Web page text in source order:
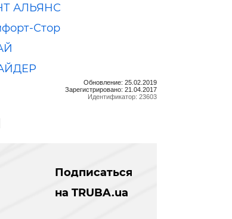
АЛЬЯНС
Стор
Обновление: 25.02.2019
Зарегистрировано: 21.04.2017
Идентификатор: 23603
Подписаться
на TRUBA.ua